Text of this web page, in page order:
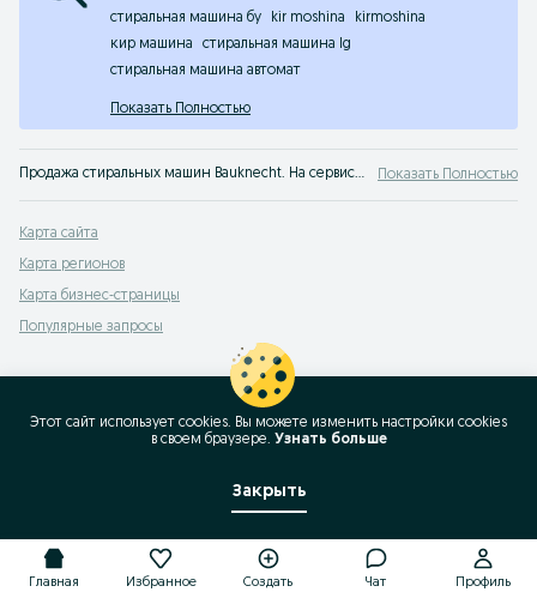
стиральная машина бу
kir moshina
kirmoshina
кир машина
стиральная машина lg
стиральная машина автомат
Показать Полностью
Продажа стиральных машин Bauknecht. На сервисе объявлений OLX.uz вы можете выбрать и купить стиралку по отличной цене. Лучшие стиральные машины Bauknecht новые и бу - только на OLX.uz Узбекистан! Показать Полностью
Карта сайта
Карта регионов
Карта бизнес-страницы
Популярные запросы
Главная Избранное Создать Чат Профиль
Этот сайт использует cookies. Вы можете изменить настройки cookies
в своeм браузере. Узнать больше
Закрыть